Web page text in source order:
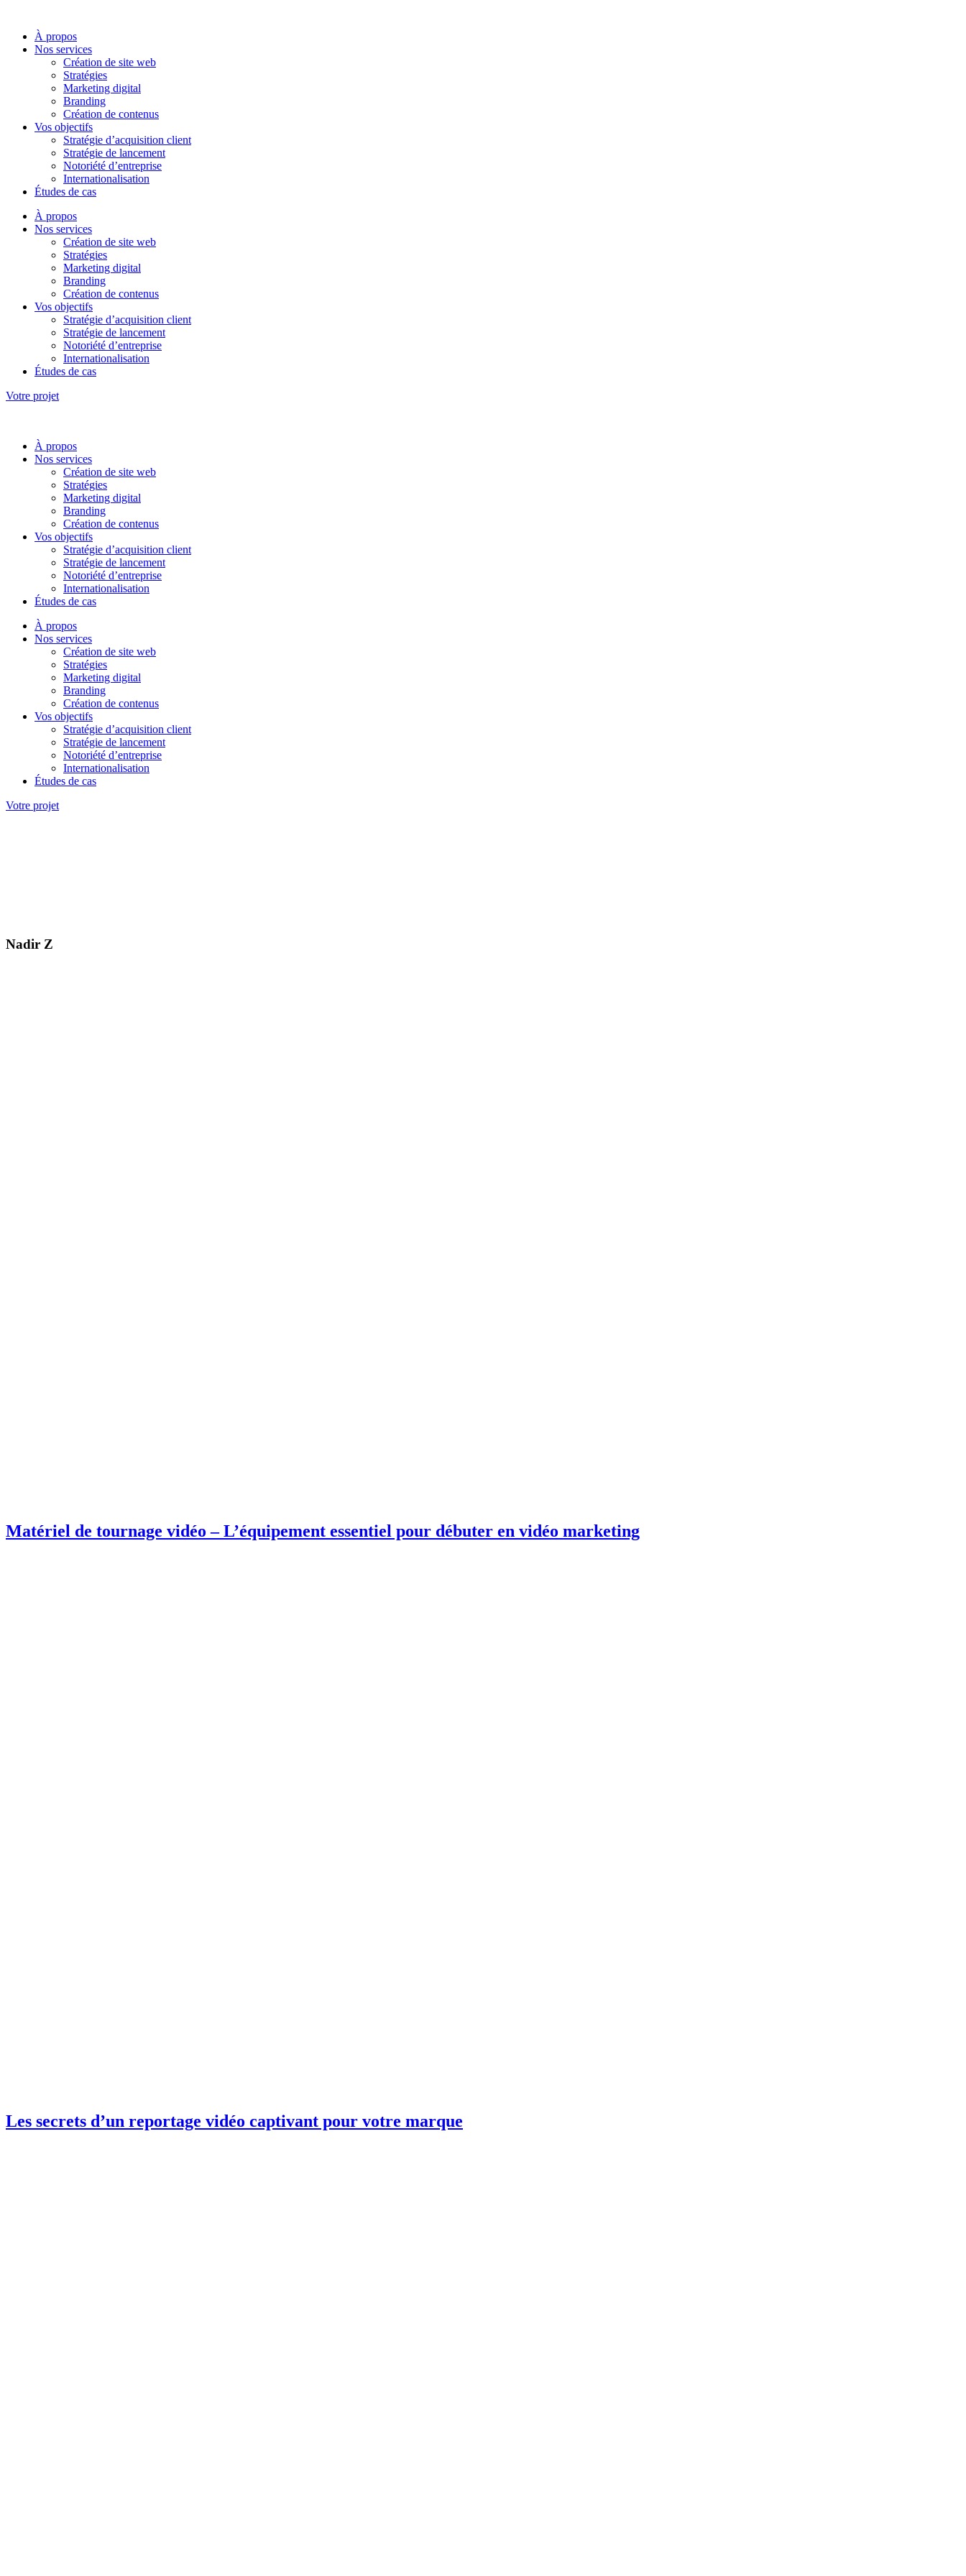
contenuÀ propos
Nos services
Création de site web
Stratégies
Marketing digital
Branding
Création de contenus
Vos objectifs
Stratégie d’acquisition client
Stratégie de lancement
Notoriété d’entreprise
Internationalisation
Études de cas
À propos
Nos services
Création de site web
Stratégies
Marketing digital
Branding
Création de contenus
Vos objectifs
Stratégie d’acquisition client
Stratégie de lancement
Notoriété d’entreprise
Internationalisation
Études de cas
Votre projet
À propos
Nos services
Création de site web
Stratégies
Marketing digital
Branding
Création de contenus
Vos objectifs
Stratégie d’acquisition client
Stratégie de lancement
Notoriété d’entreprise
Internationalisation
Études de cas
À propos
Nos services
Création de site web
Stratégies
Marketing digital
Branding
Création de contenus
Vos objectifs
Stratégie d’acquisition client
Stratégie de lancement
Notoriété d’entreprise
Internationalisation
Études de cas
Votre projet
Nadir Z
Matériel de tournage vidéo – L’équipement essentiel pour débuter en vidéo marketing
Les secrets d’un reportage vidéo captivant pour votre marque